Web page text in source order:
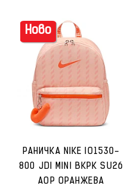
Ново
РАНИЧКА NIKE IO1530-
800 JDI MINI BKPK SU26
AOP ОРАНЖЕВА